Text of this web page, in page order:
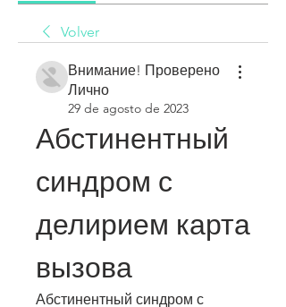
Volver
Внимание! Проверено
Лично
29 de agosto de 2023
Абстинентный
синдром с
делирием карта
вызова
Абстинентный синдром с